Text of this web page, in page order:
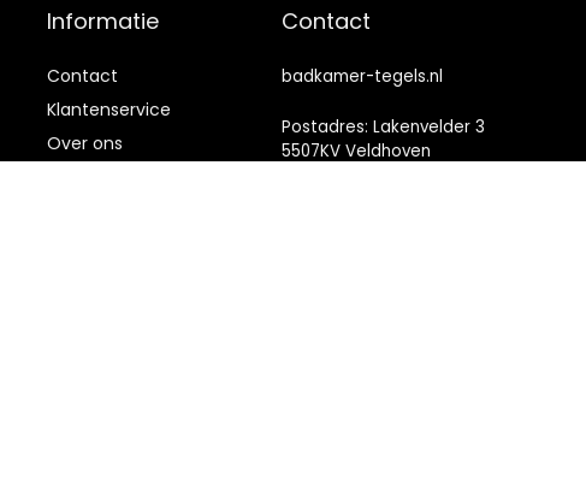
Informatie
Contact
Klantenservice
Over ons
Contact
badkamer-tegels.nl
Postadres: Lakenvelder 3
5507KV Veldhoven